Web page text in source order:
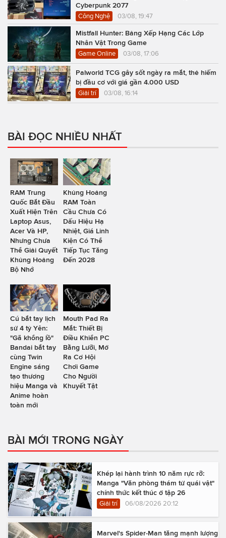
Cyberpunk 2077
Công Nghệ 03/08, 19:47
Mistfall Hunter: Bảng Xếp Hạng Các Lớp
Nhân Vật Trong Game
Game Online 03/08, 17:06
Palworld TCG gây sốt ngày ra mắt, thẻ hiếm
bị đầu cơ với giá gần 4.000 USD
Giải trí 03/08, 16:14
BÀI ĐỌC NHIỀU NHẤT
RAM Trung
Quốc Bắt Đầu
Xuất Hiện Trên
Laptop Asus,
Acer Và HP,
Nhưng Chưa
Thể Giải Quyết
Khủng Hoảng
Bộ Nhớ
Khủng Hoảng
RAM Toàn
Cầu Chưa Có
Dấu Hiệu Hạ
Nhiệt, Giá Linh
Kiện Có Thể
Tiếp Tục Tăng
Đến 2028
Cú bắt tay lịch
sử 4 tỷ Yên:
"Gã khổng lồ"
Bandai bắt tay
cùng Twin
Engine sáng
tạo thương
hiệu Manga và
Anime hoàn
toàn mới
Mouth Pad Ra
Mắt: Thiết Bị
Điều Khiển PC
Bằng Lưỡi, Mở
Ra Cơ Hội
Chơi Game
Cho Người
Khuyết Tật
BÀI MỚI TRONG NGÀY
Khép lại hành trình 10 năm rực rỡ:
Manga "Văn phòng thám tử quái vật"
chính thức kết thúc ở tập 26
Giải trí 06/08/2026 20:12
Marvel's Spider-Man tăng mạnh lượng